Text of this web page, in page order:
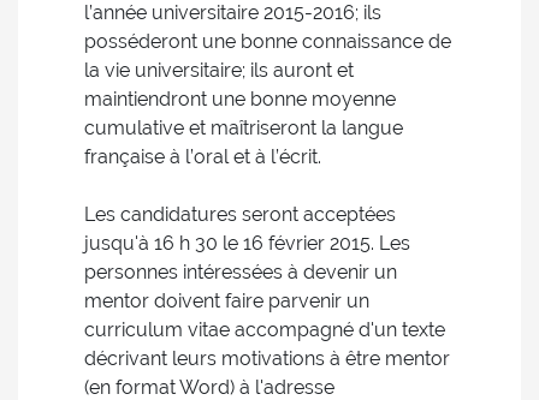
l’année universitaire 2015-2016; ils
posséderont une bonne connaissance de
la vie universitaire; ils auront et
maintiendront une bonne moyenne
cumulative et maîtriseront la langue
française à l’oral et à l’écrit.
Les candidatures seront acceptées
jusqu'à 16 h 30 le 16 février 2015. Les
personnes intéressées à devenir un
mentor doivent faire parvenir un
curriculum vitae accompagné d'un texte
décrivant leurs motivations à être mentor
(en format Word) à l'adresse